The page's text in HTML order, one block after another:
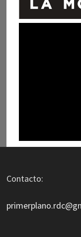
Contacto: